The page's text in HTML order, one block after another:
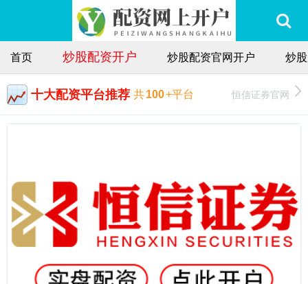
首页 炒股配资开户 炒股配资官网开户 炒
十大配资平台推荐 共100+平台 恒信证券官网